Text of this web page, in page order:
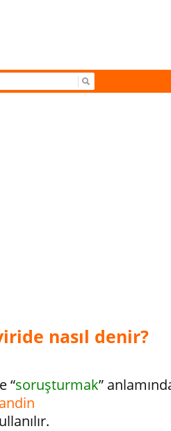
nasıl denir?
“soruşturmak”